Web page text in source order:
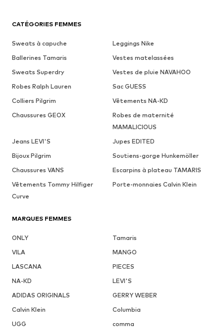
CATÉGORIES FEMMES
Sweats à capuche
Leggings Nike
Ballerines Tamaris
Vestes matelassées
Sweats Superdry
Vestes de pluie NAVAHOO
Robes Ralph Lauren
Sac GUESS
Colliers Pilgrim
Vêtements NA-KD
Chaussures GEOX
Robes de maternité
MAMALICIOUS
Jeans LEVI'S
Jupes EDITED
Bijoux Pilgrim
Soutiens-gorge Hunkemöller
Chaussures VANS
Escarpins à plateau TAMARIS
Vêtements Tommy Hilfiger
Curve
Porte-monnaies Calvin Klein
MARQUES FEMMES
ONLY
Tamaris
VILA
MANGO
LASCANA
PIECES
NA-KD
LEVI'S
ADIDAS ORIGINALS
GERRY WEBER
Calvin Klein
Columbia
UGG
comma